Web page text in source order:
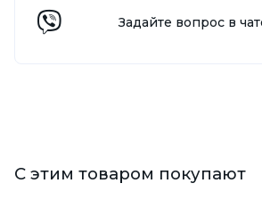
Задайте вопрос в
С этим товаром покупают